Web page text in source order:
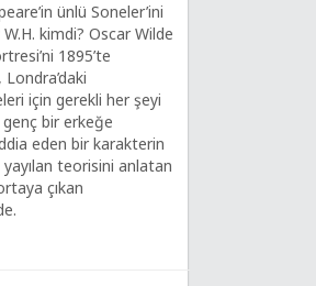
ünlü Soneler’ini
kimdi? Oscar Wilde
1895’te
Londra’daki
için gerekli her şeyi
genç bir erkeğe
eden bir karakterin
teorisini anlatan
çıkan